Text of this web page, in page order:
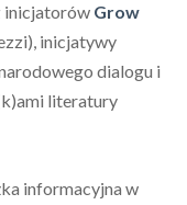
inicjatorów Grow
inicjatywy
dialogu i
literatury
informacyjna w